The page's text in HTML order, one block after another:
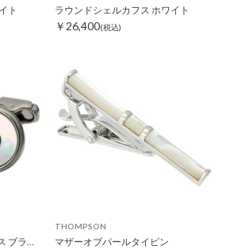
ト ラウンドシェルカフス ホワイト
￥26,400(税込)
ラウンドボタンシェルカフス ブラック/ホワイト
THOMPSON
マザーオブパールタイピン